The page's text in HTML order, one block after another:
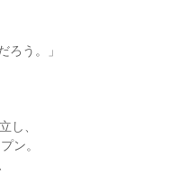
ろう。」
し、
ン。